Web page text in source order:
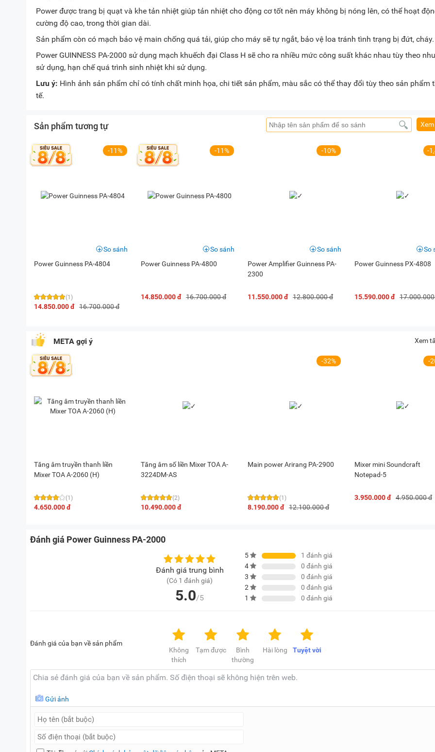
Power được trang bị quạt và khe tản nhiệt giúp tản nhiệt cho động cơ tốt nên máy không bị nóng lên, có thể hoạt
cường độ cao, trong thời gian dài.
Sản phẩm còn có mạch bảo vệ main chống quá tải, giúp cho máy sẽ tự ngắt, bảo vệ loa tránh tình trạng bị đứt, cháy.
Power GUINNESS PA-2000 sử dụng mạch khuếch đại Class H sẽ cho ra nhiều mức công suất khác nhau tùy theo
sử dụng, hạn chế quá trình sinh nhiệt khi sử dụng.
Lưu ý: Hình ảnh sản phẩm chỉ có tính chất minh họa, chi tiết sản phẩm, màu sắc có thể thay đổi tùy theo sản phẩm
tế.
Sản phẩm tương tự
-11%
Power Guinness PA-4804
(1)
14.850.000 đ 16.700.000 đ
So sánh
-11%
Power Guinness PA-4800
14.850.000 đ 16.700.000 đ
So sánh
-10%
Power Amplifier Guinness PA-
2300
11.550.000 đ 12.800.000 đ
So sánh
-
Power Guinness PX-4808
15.590.000 đ
So
META gợi ý Xem
Tăng âm truyền thanh liền
Mixer TOA A-2060 (H)
(1)
4.650.000 đ
Tăng âm số liền Mixer TOA A-
3224DM-AS
(2)
10.490.000 đ
-32%
Main power Arirang PA-2900
(1)
8.190.000 đ 12.100.000 đ
-
Mixer mini Soundcraft
Notepad-5
3.950.000 đ 4.950.000 đ
Đánh giá Power Guinness PA-2000
Đánh giá trung bình
(Có 1 đánh giá)
5.0/5
5 1 đánh giá
4
0 đánh giá
3
0 đánh giá
2
0 đánh giá
1
0 đánh giá
Đánh giá của bạn về sản phẩm
Tuyệt vời
Hài lòng
Bình
thường
Tạm được
Không
thích
Gửi ảnh